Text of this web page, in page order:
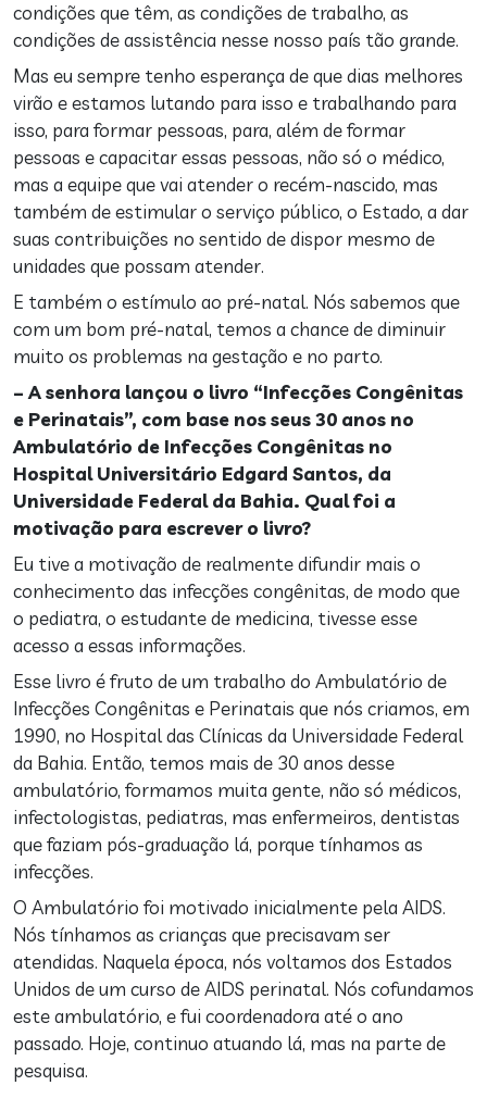
condições que têm, as condições de trabalho, as
condições de assistência nesse nosso país tão grande.
Mas eu sempre tenho esperança de que dias melhores
virão e estamos lutando para isso e trabalhando para
isso, para formar pessoas, para, além de formar
pessoas e capacitar essas pessoas, não só o médico,
mas a equipe que vai atender o recém-nascido, mas
também de estimular o serviço público, o Estado, a dar
suas contribuições no sentido de dispor mesmo de
unidades que possam atender.
E também o estímulo ao pré-natal. Nós sabemos que
com um bom pré-natal, temos a chance de diminuir
muito os problemas na gestação e no parto.
– A senhora lançou o livro “Infecções Congênitas
e Perinatais”, com base nos seus 30 anos no
Ambulatório de Infecções Congênitas no
Hospital Universitário Edgard Santos, da
Universidade Federal da Bahia. Qual foi a
motivação para escrever o livro?
Eu tive a motivação de realmente difundir mais o
conhecimento das infecções congênitas, de modo que
o pediatra, o estudante de medicina, tivesse esse
acesso a essas informações.
Esse livro é fruto de um trabalho do Ambulatório de
Infecções Congênitas e Perinatais que nós criamos, em
1990, no Hospital das Clínicas da Universidade Federal
da Bahia. Então, temos mais de 30 anos desse
ambulatório, formamos muita gente, não só médicos,
infectologistas, pediatras, mas enfermeiros, dentistas
que faziam pós-graduação lá, porque tínhamos as
infecções.
O Ambulatório foi motivado inicialmente pela AIDS.
Nós tínhamos as crianças que precisavam ser
atendidas. Naquela época, nós voltamos dos Estados
Unidos de um curso de AIDS perinatal. Nós cofundamos
este ambulatório, e fui coordenadora até o ano
passado. Hoje, continuo atuando lá, mas na parte de
pesquisa.